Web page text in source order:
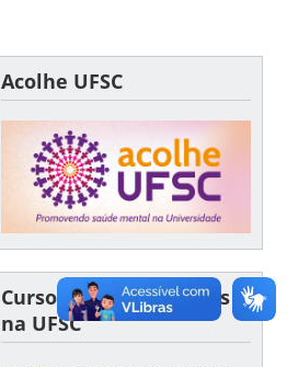
Acolhe UFSC
Cursos de Letras Libras
na UFSC